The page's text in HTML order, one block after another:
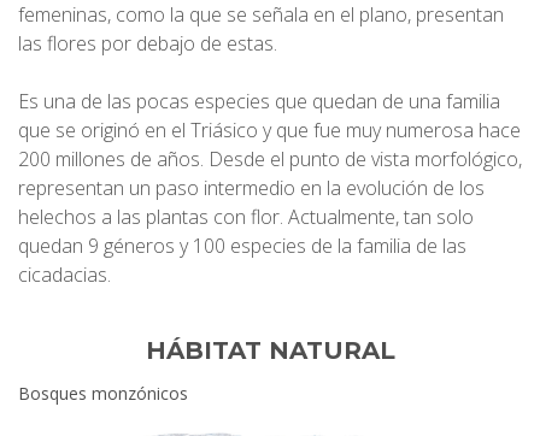
femeninas, como la que se señala en el plano, presentan
las flores por debajo de estas.
Es una de las pocas especies que quedan de una familia
que se originó en el Triásico y que fue muy numerosa hace
200 millones de años. Desde el punto de vista morfológico,
representan un paso intermedio en la evolución de los
helechos a las plantas con flor. Actualmente, tan solo
quedan 9 géneros y 100 especies de la familia de las
cicadacias.
HÁBITAT NATURAL
Bosques monzónicos